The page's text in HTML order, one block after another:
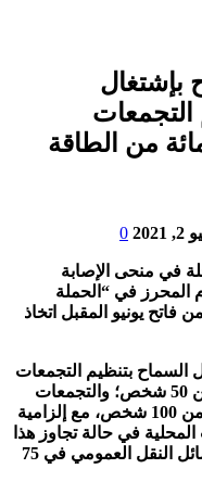
بإشتغال
التجمعات
في حدود 50 بالمائة من الطاقة
0
في منحى الإصابة
المحرز في “الحملة
فاتح يونيو المقبل اتخاذ
السماح بتنظيم التجمعات
والأنشطة في الفضاءات المغلقة لأقل من 50 شخص؛ والتجمعات
والأنشطة في الفضاءات المفتوحة لأقل من 100 شخص، مع إلزامية
في حالة تجاوز هذا
العدد؛ وكذا تحديد الطاقة الاستيعابية لوسائل النقل العمومي في 75